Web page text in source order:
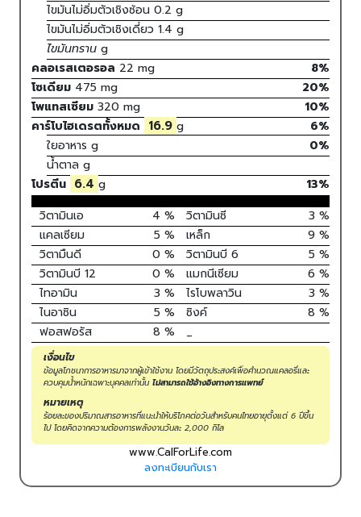
ไขมันไม่อิ่มตัวเชิงซ้อน 0.2 g
ไขมันไม่อิ่มตัวเชิงเดี่ยว 1.4 g
ไขมันทราน g
คลอเรสเตอรอล 22 mg 8%
โซเดียม 475 mg 20%
โพแทสเซียม 320 mg 10%
คาร์โบไฮเดรตทั้งหมด 16.9 g 6%
ใยอาหาร g
0%
น้ำตาล g
โปรตีน 6.4 g 13%
วิตามินเอ
4 % วิตามินซี 3 %
แคลเซียม
5 % เหล็ก 9 %
วิตามืนดี
0 % วิตามินบี 6 5 %
วิตามินบี 12
0 % แมกนีเซียม 6 %
ไทอามิน
3 % ไรโบพลาวิน 3 %
ไนอาซิน
5 % ซิงค์ 8 %
ฟอสฟอรัส
8 % _
เงื่อนไข
ข้อมูลโภชนาการอาหารมาจากผู้เข้าใช้งาน โดยมีวัตถุประสงค์เพื่อคำนวณแคลอรี่และ
ควบคุมน้ำหนักเฉพาะบุคคลเท่านั้น ไม่สามารถใช้อ้างอิงทางการแพทย์
หมายเหตุ
ร้อยละของปริมาณสารอาหารที่แนะนำให้บริโภคต่อวันสำหรับคนไทยอายุตั้งแต่ 6 ปีขึ้น
ไป โดยคิดจากความต้องการพลังงานวันละ 2,000 กิโล
www.CalForLife.com
ลงทะเบียนกับเรา